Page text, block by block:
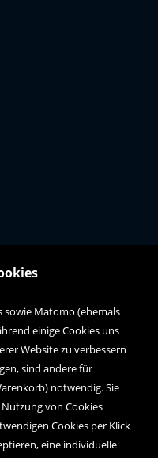
sowie Matomo (ehemals
einige Cookies uns
Website zu verbessern
sind andere für
notwendig. Sie
von Cookies
Cookies per Klick
eine individuelle